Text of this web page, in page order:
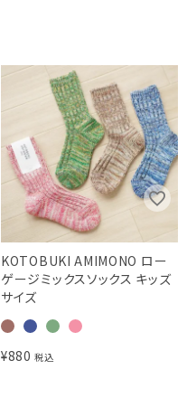
KOTOBUKI AMIMONO ロー
ゲージミックスソックス キッズ
サイズ
¥880 税込